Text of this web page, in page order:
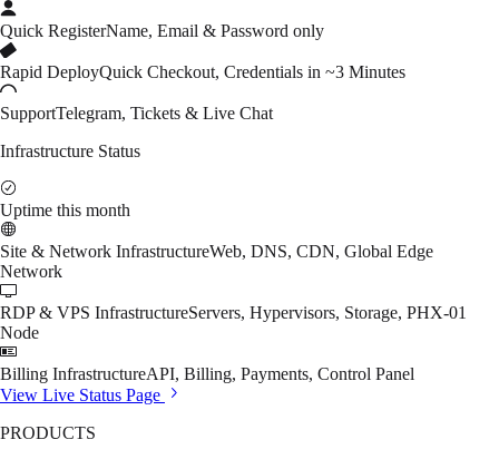
Quick RegisterName, Email & Password only
Rapid DeployQuick Checkout, Credentials in ~3 Minutes
SupportTelegram, Tickets & Live Chat
Infrastructure Status
Uptime this month
Site & Network InfrastructureWeb, DNS, CDN, Global Edge
Network
RDP & VPS InfrastructureServers, Hypervisors, Storage, PHX-01
Node
Billing InfrastructureAPI, Billing, Payments, Control Panel
View Live Status Page
PRODUCTS